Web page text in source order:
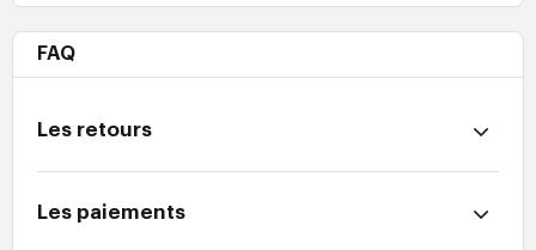
FAQ
Les retours
Les paiements